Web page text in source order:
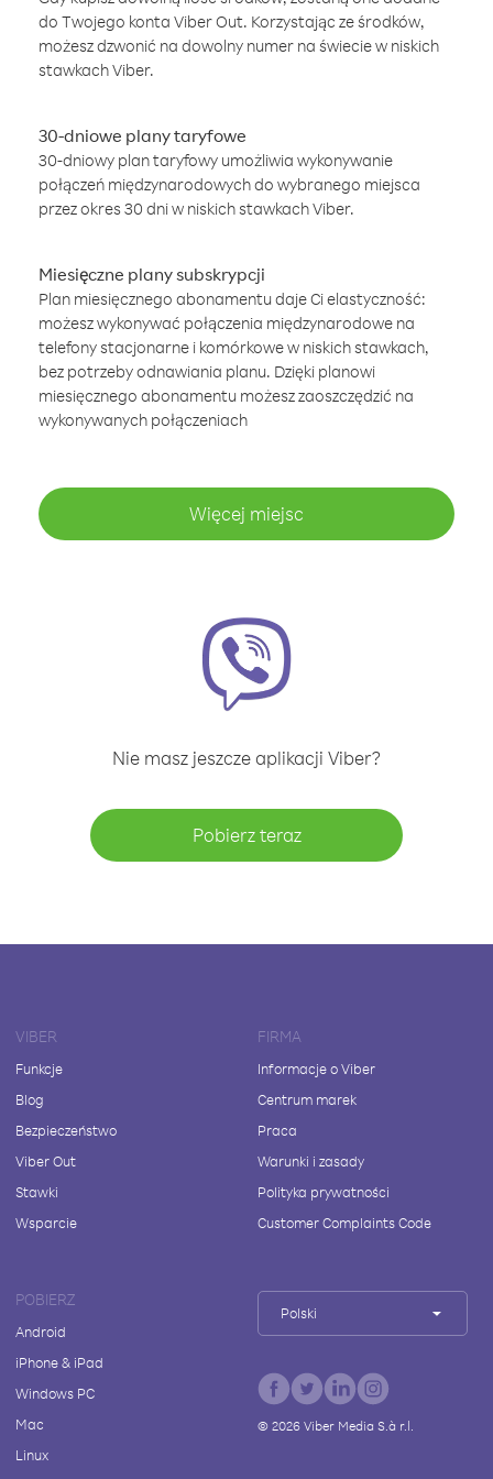
do Twojego konta Viber Out. Korzystając ze środków,
możesz dzwonić na dowolny numer na świecie w niskich
stawkach Viber.
30-dniowe plany taryfowe
30-dniowy plan taryfowy umożliwia wykonywanie
połączeń międzynarodowych do wybranego miejsca
przez okres 30 dni w niskich stawkach Viber.
Miesięczne plany subskrypcji
Plan miesięcznego abonamentu daje Ci elastyczność:
możesz wykonywać połączenia międzynarodowe na
telefony stacjonarne i komórkowe w niskich stawkach,
bez potrzeby odnawiania planu. Dzięki planowi
miesięcznego abonamentu możesz zaoszczędzić na
wykonywanych połączeniach
Więcej miejsc
Nie masz jeszcze aplikacji Viber?
Pobierz teraz
VIBER
Funkcje
Blog
Bezpieczeństwo
Viber Out
Stawki
Wsparcie
FIRMA
Informacje o Viber
Centrum marek
Praca
Warunki i zasady
Polityka prywatności
Customer Complaints Code
POBIERZ
Android
iPhone & iPad
Windows PC
Mac
Linux
Polski
© 2026Viber Media S.à r.l.